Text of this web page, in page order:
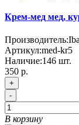
Крем-мед мед,
Производитель:
Артикул:med-kr5
Наличие:146 шт.
350 р.
+
-
В корзину